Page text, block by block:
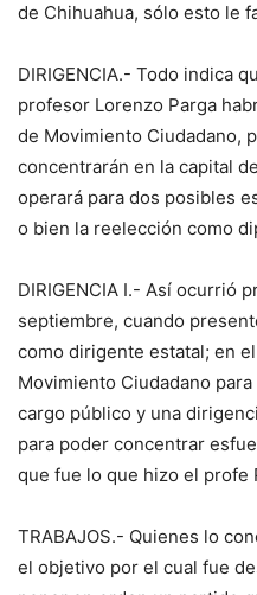
de Chihuahua, sólo esto le
DIRIGENCIA.- Todo indica
profesor Lorenzo Parga
de Movimiento Ciudadano,
concentrarán en la capital
operará para dos posibles
o bien la reelección como
DIRIGENCIA I.- Así ocurrió
septiembre, cuando
como dirigente estatal; en
Movimiento Ciudadano
cargo público y una
para poder concentrar
que fue lo que hizo el profe
TRABAJOS.- Quienes lo
el objetivo por el cual fue